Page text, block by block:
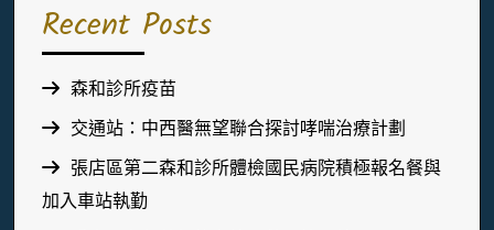
Recent Posts
森和診所疫苗
交通站：中西醫無望聯合探討哮喘治療計劃
張店區第二森和診所體檢國民病院積極報名餐與
加入車站執勤